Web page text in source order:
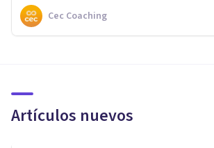
Cec Coaching
Artículos nuevos